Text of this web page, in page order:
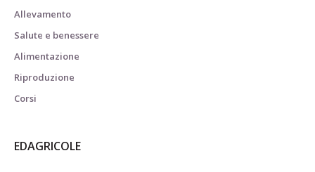
Allevamento
Salute e benessere
Alimentazione
Riproduzione
Corsi
EDAGRICOLE